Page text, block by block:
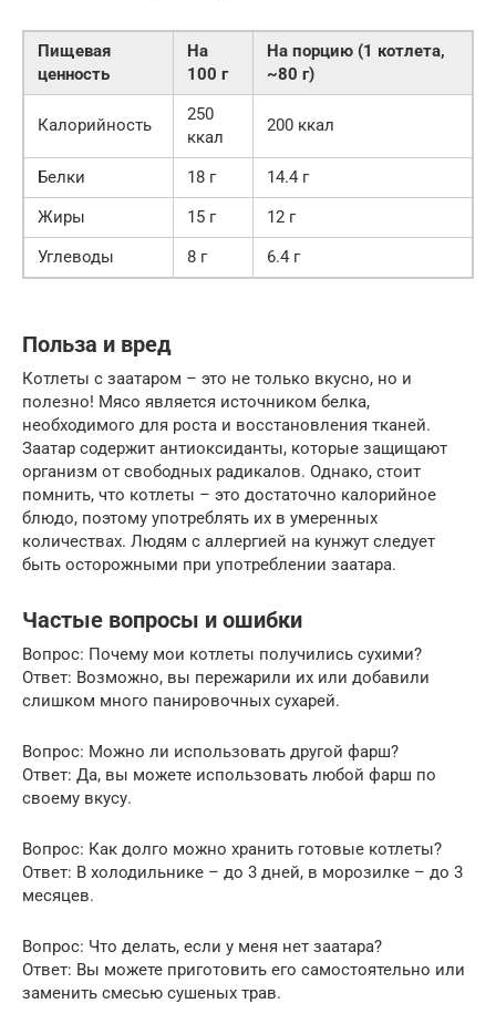
Пищевая
ценность
На
100 г
На порцию (1 котлета,
~80 г)
Калорийность
250
ккал
200 ккал
Белки 18 г
14.4 г
Жиры
15 г
12 г
Углеводы
8 г 6.4 г
Польза и вред
Котлеты с заатаром – это не только вкусно, но и
полезно! Мясо является источником белка,
необходимого для роста и восстановления тканей.
Заатар содержит антиоксиданты, которые защищают
организм от свободных радикалов. Однако, стоит
помнить, что котлеты – это достаточно калорийное
блюдо, поэтому употреблять их в умеренных
количествах. Людям с аллергией на кунжут следует
быть осторожными при употреблении заатара.
Частые вопросы и ошибки
Вопрос: Почему мои котлеты получились сухими?
Ответ: Возможно, вы пережарили их или добавили
слишком много панировочных сухарей.
Вопрос: Можно ли использовать другой фарш?
Ответ: Да, вы можете использовать любой фарш по
своему вкусу.
Вопрос: Как долго можно хранить готовые котлеты?
Ответ: В холодильнике – до 3 дней, в морозилке – до 3
месяцев.
Вопрос: Что делать, если у меня нет заатара?
Ответ: Вы можете приготовить его самостоятельно или
заменить смесью сушеных трав.